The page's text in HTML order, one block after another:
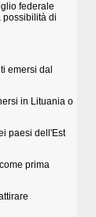
federale
possibilità di
emersi dal
in Lituania o
paesi dell'Est
prima